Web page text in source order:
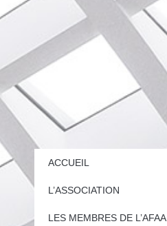
ACCUEIL
L’ASSOCIATION
LES MEMBRES DE L’AFAA